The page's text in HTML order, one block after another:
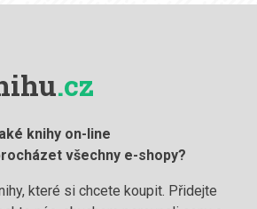
.cz
knihy on-line
všechny e-shopy?
které si chcete koupit. Přidejte